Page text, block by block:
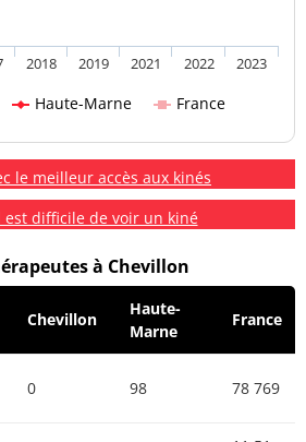
Haute-Marne France
2018 2019 2021 2022 2023
le meilleur accès aux kinés
est difficile de voir un kiné
à Chevillon
Chevillon
Haute-
Marne
France
0 98 78 769